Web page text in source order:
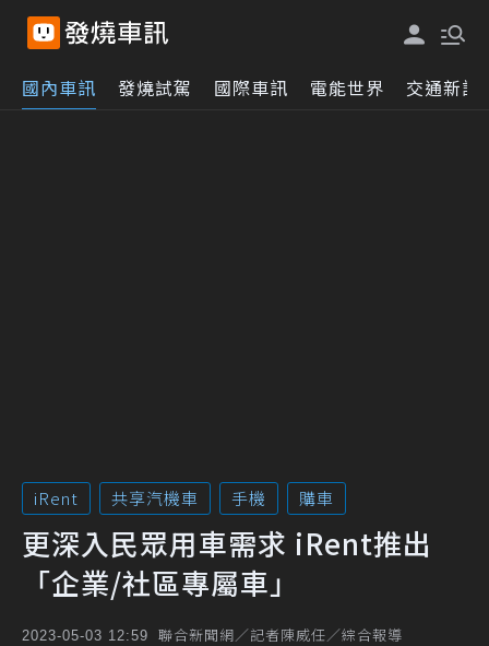
國內車訊 發燒試駕 國際車訊 電能世界 交通新訊
iRent 共享汽機車 手機 購車
更深入民眾用車需求 iRent推出
「企業/社區專屬車」
2023-05-03 12:59 聯合新聞網／記者陳威任／綜合報導